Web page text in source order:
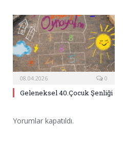
08.04.2026 0
Geleneksel 40.Çocuk Şenliği
Yorumlar kapatıldı.